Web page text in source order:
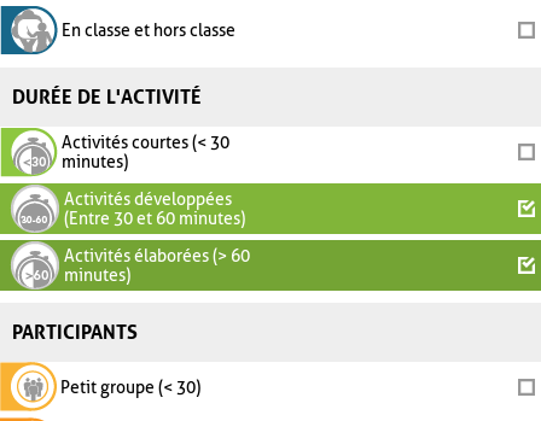
En classe et hors classe
DURÉE DE L'ACTIVITÉ
Activités courtes (< 30
minutes)
Activités développées
(Entre 30 et 60 minutes)
Activités élaborées (> 60
minutes)
PARTICIPANTS
Petit groupe (< 30)